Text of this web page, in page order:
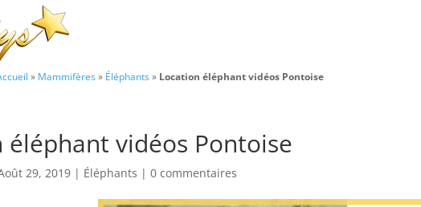
» Mammifères» Éléphants» Location éléphant vidéos Pontoise
éléphant vidéos Pontoise
29, 2019 | Éléphants |0 commentaires